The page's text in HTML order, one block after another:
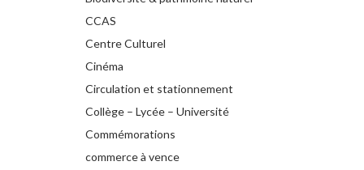
CCAS
Centre Culturel
Cinéma
Circulation et stationnement
Collège – Lycée – Université
Commémorations
commerce à vence